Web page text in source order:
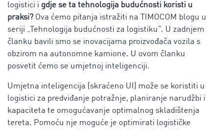
logistici i gdje se ta tehnologija budućnosti koristi u
praksi?Ova ćemo pitanja istražiti na TIMOCOM blogu u
seriji „Tehnologija budućnosti za logistiku”. U zadnjem
članku bavili smo se inovacijama proizvođača vozila s
obzirom na autonomne kamione. U ovom članku
posvetit ćemo se umjetnoj inteligenciji.
Umjetna inteligencija (skraćeno UI) može se koristiti u
logistici za predviđanje potražnje, planiranje narudžbi i
kapaciteta te omogućavanje optimalnog skladištenja
tereta. Pomoću nje moguće je optimirati logističke